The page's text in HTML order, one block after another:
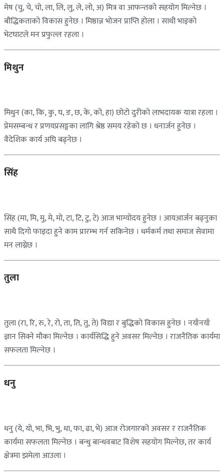
मेष (चु, चे, चो, ला, लि, लु, ले, लो, अ) मित्र वा आफन्तको सहयोग मिल्नेछ ।
बौद्धिकताको विकास हुनेछ । मिष्ठान्न भोजन प्राप्ति होला । साथी भाइको
भेटघाटले मन प्रफुल्ल रहला ।
मिथुन
मिथुन (का, कि, कु, घ, ङ, छ, के, को, हा) छोटो दुरीको लाभदायक यात्रा रहला ।
प्रेमसम्बन्ध र प्रणयप्रसङ्गका लागि श्रेष्ठ समय रहेको छ । धनार्जन हुनेछ ।
वैदेशिक कार्य अघि बढ्नेछ ।
सिंह
सिंह (मा, मि, मु, मे, मो, टा, टि, टु, टे) आज भाग्योदय हुनेछ । आयआर्जन बढ्नुका
साथै दिगो फाइदा हुने काम प्रारम्भ गर्न सकिनेछ । धर्मकर्म तथा समाज सेवामा
मन लाग्नेछ ।
तुला
तुला (रा, रि, रु, रे, रो, ता, ति, तु, ते) विद्या र बुद्धिको विकास हुनेछ । नयाँनयाँ
ज्ञान सिक्ने मौका मिल्नेछ । कार्यसिद्धि हुने अवसर मिल्नेछ । राजनैतिक कार्यमा
सफलता मिल्नेछ ।
धनु
धनु (ये, यो, भा, भि, भु, धा, फा, ढा, भे) आज रोजगारको अवसर र राजनैतिक
कार्यमा सफलता मिल्नेछ । बन्धु बान्धवबाट विशेष सहयोग मिल्नेछ, तर कार्य
क्षेत्रमा झमेला आउला ।